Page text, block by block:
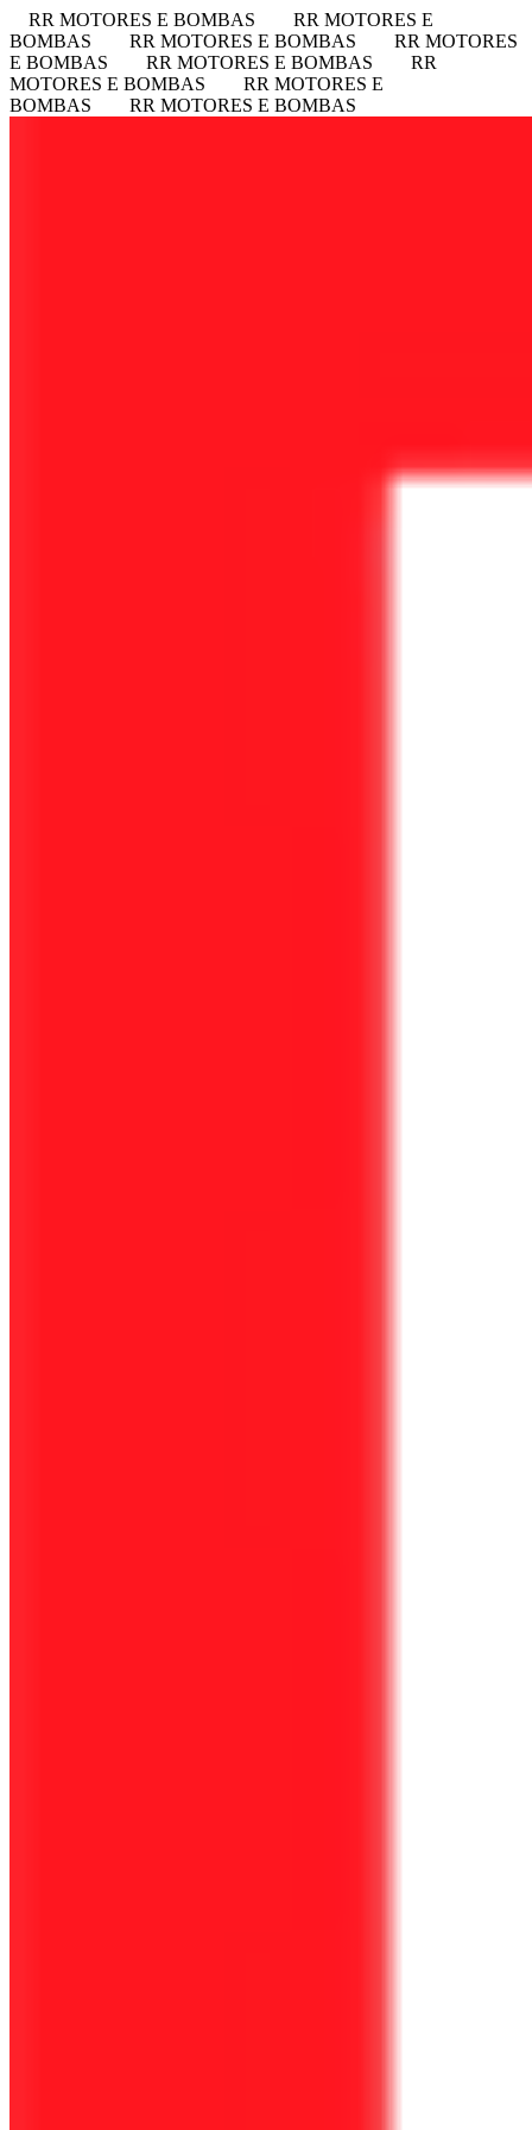
RR MOTORES E BOMBAS
RR MOTORES E
BOMBAS
RR MOTORES E BOMBAS
RR MOTORES
E BOMBAS
RR MOTORES E BOMBAS
RR
MOTORES E BOMBAS
RR MOTORES E
BOMBAS
RR MOTORES E BOMBAS